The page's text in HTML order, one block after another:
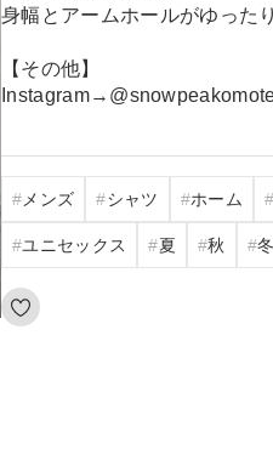
身幅とアームホールがゆった
【その他】
メンズ シャツ ホーム
ユニセックス 夏 秋